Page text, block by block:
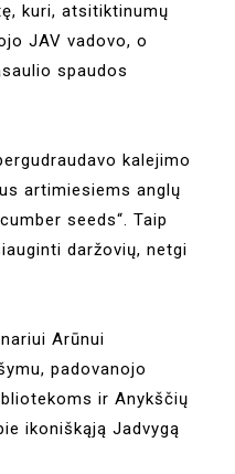
kuri, atsitiktinumų
JAV vadovo, o
spaudos
kalejimo
artimiesiems anglų
seeds“. Taip
daržovių, netgi
Arūnui
padovanojo
ir Anykščių
ikoniškąją Jadvygą